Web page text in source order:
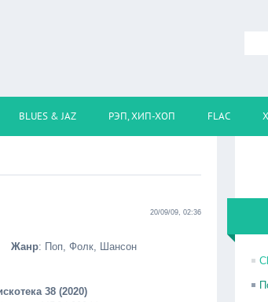
BLUES & JAZ РЭП, ХИП-ХОП FLAC
20/09/09, 02:36
Жанр: Поп, Фолк, Шансон
38 (2020)